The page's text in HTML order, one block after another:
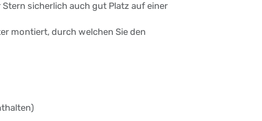
sicherlich auch gut Platz auf einer
montiert, durch welchen Sie den